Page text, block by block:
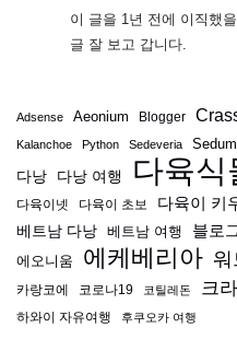
이 글을 1년 전에 이직했
글 잘 보고 갑니다.
Adsense Aeonium Blogger
Kalanchoe Python Sedeveria Sedum
다낭 다낭 여행 다육식
다육이넷 다육이 초보 다육이 키
베트남 다낭 베트남 여행 블로
에오니움 에케베리아
카랑코에 코로나19 코틸레돈 크
하와이 자유여행 후쿠오카 여행